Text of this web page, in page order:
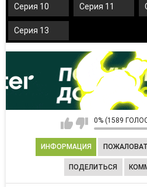
Серия 10 Серия 11
Серия 13
0% (1589
ИНФОРМАЦИЯ
ПОДЕЛИТЬСЯ